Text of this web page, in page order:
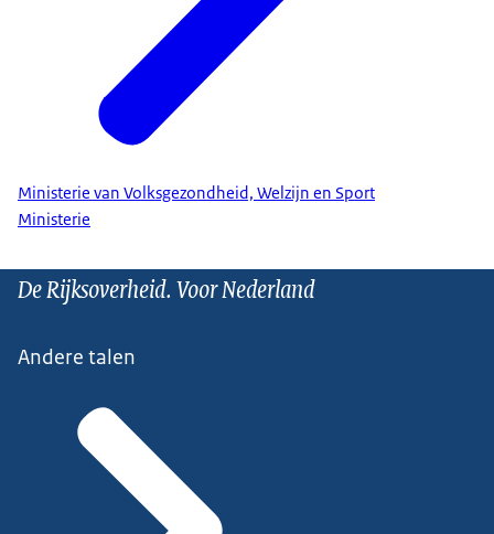
Ministerie van Volksgezondheid, Welzijn en Sport
Ministerie
De Rijksoverheid. Voor Nederland
Andere talen